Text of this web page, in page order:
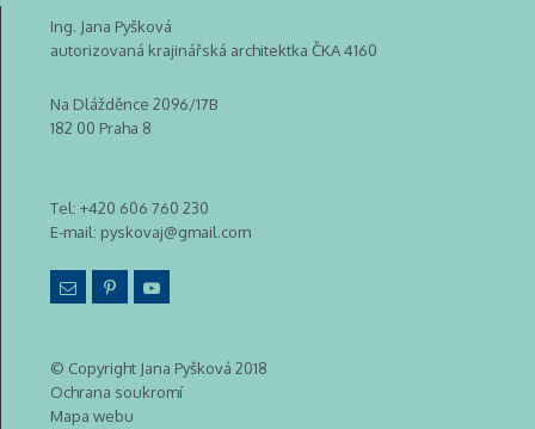
Ing. Jana Pyšková
autorizovaná krajinářská architektka ČKA 4160
Na Dlážděnce 2096/17B
182 00 Praha 8
Tel: +420 606 760 230
E-mail: pyskovaj@gmail.com
© Copyright Jana Pyšková 2018
Ochrana soukromí
Mapa webu